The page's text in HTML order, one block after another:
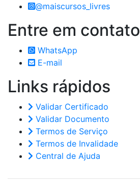
@maiscursos_livres
Entre em contato
WhatsApp
E-mail
Links rápidos
Validar Certificado
Validar Documento
Termos de Serviço
Termos de Invalidade
Central de Ajuda